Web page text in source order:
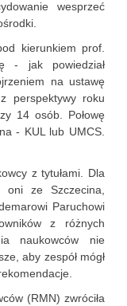
wesprzeć
kierunkiem prof.
- jak powiedział
na ustawę
perspektywy roku
14 osób. Połowę
- KUL lub UMCS.
z tytułami. Dla
oni ze Szczecina,
Paruchowi
z różnych
naukowców nie
aby zespół mógł
(RMN) zwróciła